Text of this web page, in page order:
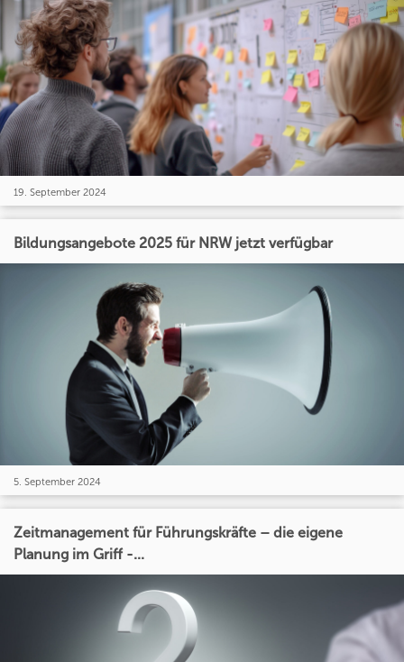
19. September 2024
Bildungsangebote 2025 für NRW jetzt verfügbar
5. September 2024
Zeitmanagement für Führungskräfte – die eigene
Planung im Griff -...